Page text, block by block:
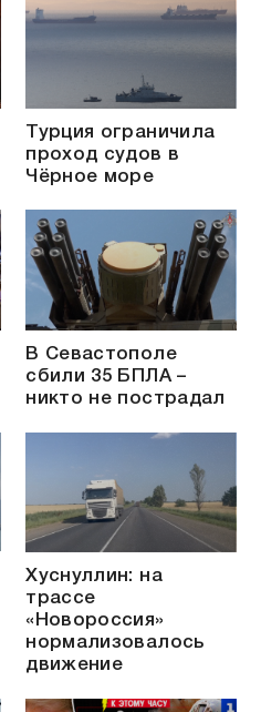
Турция ограничила
проход судов в
Чёрное море
В Севастополе
сбили 35 БПЛА –
никто не пострадал
Хуснуллин: на
трассе
«Новороссия»
нормализовалось
движение